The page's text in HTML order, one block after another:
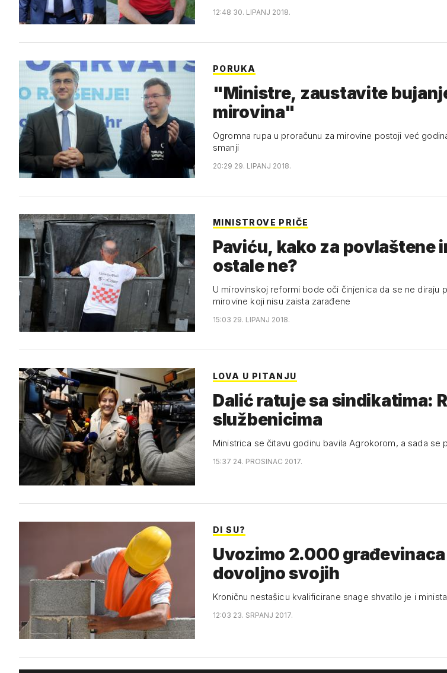
12:48 30. LIPANJ 2018.
PORUKA
"Ministre, zaustavite
mirovina"
Ogromna rupa u proračunu za mirovine postoji već
smanji
20:29 29. LIPANJ 2018.
MINISTROVE PRIČE
Paviću, kako za povlaštene
ostale ne?
U mirovinskoj reformi bode oči činjenica da se ne diraju
mirovine koji nisu zaista zarađene
15:03 29. LIPANJ 2018.
LOVA U PITANJU
Dalić ratuje sa sindikatima:
službenicima
Ministrica se čitavu godinu bavila Agrokorom, a sada se
15:37 24. PROSINAC 2017.
DI SU?
Uvozimo 2.000
dovoljno svojih
Kroničnu nestašicu kvalificirane snage shvatilo je i
12:03 23. SRPANJ 2017.